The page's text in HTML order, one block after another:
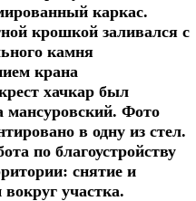
каркас.
крошкой заливался с
камня
крана
хачкар был
мансуровский. Фото
в одну из стел.
по благоустройству
снятие и
участка.